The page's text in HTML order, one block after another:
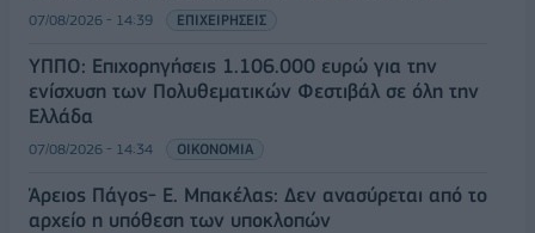
07/08/2026 - 14:39 ΕΠΙΧΕΙΡΗΣΕΙΣ
ΥΠΠΟ: Επιχορηγήσεις 1.106.000 ευρώ για την
ενίσχυση των Πολυθεματικών Φεστιβάλ σε όλη την
Ελλάδα
07/08/2026 - 14:34 ΟΙΚΟΝΟΜΙΑ
Άρειος Πάγος- Ε. Μπακέλας: Δεν ανασύρεται από το
αρχείο η υπόθεση των υποκλοπών